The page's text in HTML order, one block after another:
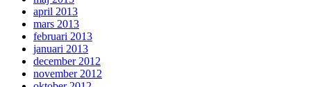
april 2013
mars 2013
februari 2013
januari 2013
december 2012
november 2012